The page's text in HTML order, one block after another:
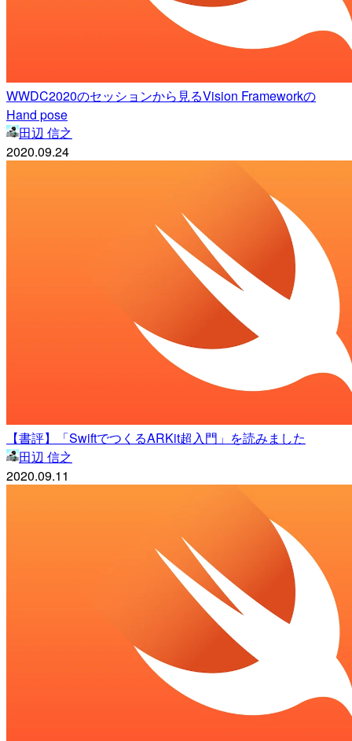
WWDC2020のセッションから見るVision Frameworkの
Hand pose
田辺 信之
2020.09.24
【書評】「SwiftでつくるARKit超入門」を読みました
田辺 信之
2020.09.11